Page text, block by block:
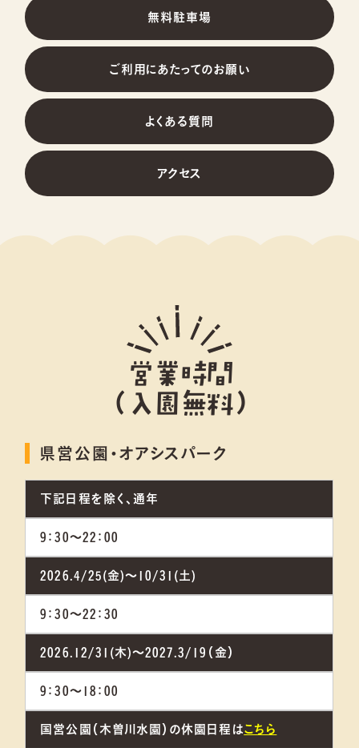
たのしみ方
家族で楽しもう
雨の日でも楽しもう
採用情報
無料駐車場
ご利用にあたってのお願い
よくある質問
アクセス
営業時間
（入園無料）
県営公園・オアシスパーク
下記日程を除く、通年
9：30～22：00
2026.4/25(金)～10/31(土)
9：30～22：30
2026.12/31(木)～2027.3/19（金）
9：30～18：00
国営公園（木曽川水園）の休園日程はこちら